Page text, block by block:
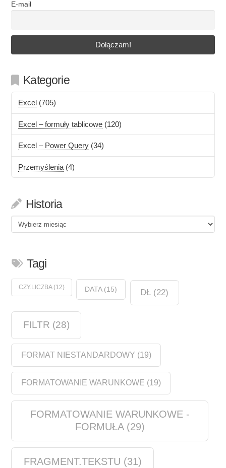
E-mail
Kategorie
Excel (705)
Excel – formuły tablicowe (120)
Excel – Power Query (34)
Przemyślenia (4)
Historia
Historia
Tagi
CZY.LICZBA(12) DATA(15) DŁ (22)
FILTR (28)
FORMAT NIESTANDARDOWY (19)
FORMATOWANIE WARUNKOWE (19)
FORMATOWANIE WARUNKOWE -
FORMUŁA(29)
FRAGMENT.TEKSTU (31)